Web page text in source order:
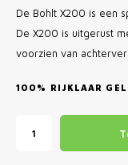
De Bohlt X200 is een
De X200 is uitgerust
voorzien van
100% RIJKLAAR